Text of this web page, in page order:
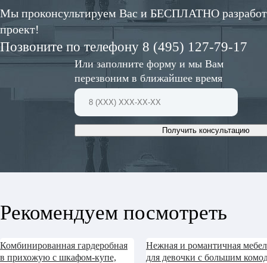
Мы проконсультируем Вас и БЕСПЛАТНО
проект!
Позвоните по телефону 8 (495) 127-79-17
Или заполните форму и мы Вам
перезвоним в ближайшее время
Получить консультацию
Рекомендуем посмотреть
Комбинированная гардеробная
в прихожую с шкафом-купе,
Нежная и романтичная
для девочки с большим